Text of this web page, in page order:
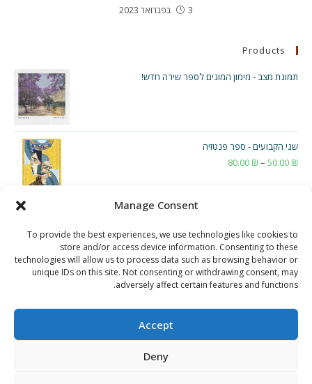
Manage Consent
To provide the best experiences, we use technologies like cookies to
store and/or access device information. Consenting to these
technologies will allow us to process data such as browsing behavior or
unique IDs on this site. Not consenting or withdrawing consent, may
adversely affect certain features and functions.
Accept
Deny
3 בפברואר 2023
Products
תמונת מצב - מימון המונים לספר שירה חדש!
שני הקבועים - ספר פנטזיה
50.00 ₪
–
80.00 ₪